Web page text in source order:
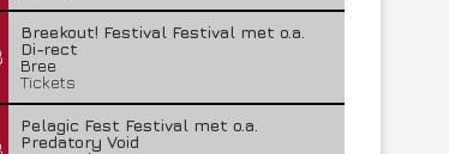
Breekout! Festival Festival met o.a.
Di-rect
Bree
Tickets
Pelagic Fest Festival met o.a.
Predatory Void